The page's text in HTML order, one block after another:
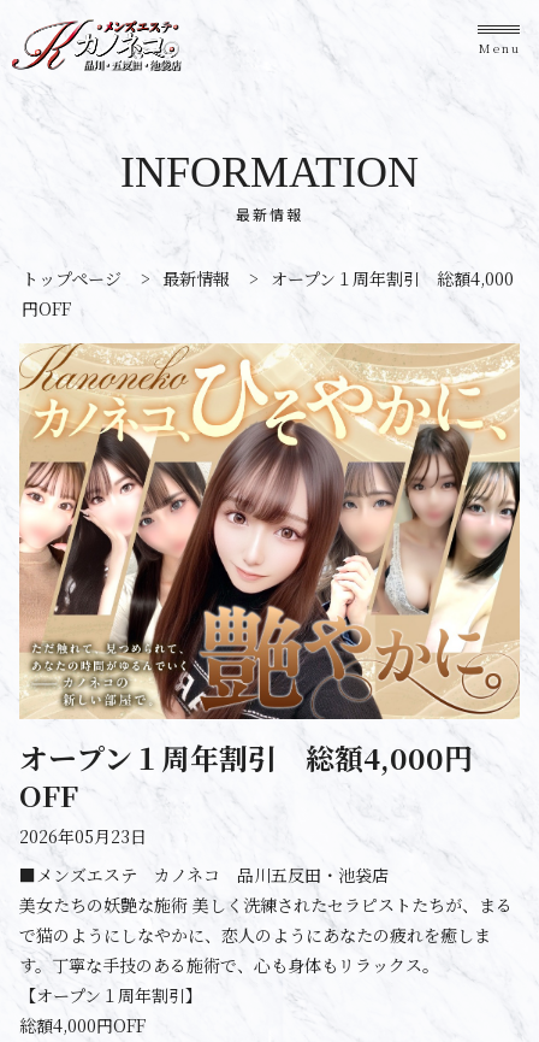
Menu
最新情報
INFORMATION
トップページ > 最新情報 > オープン１周年割引 総額4,000
円OFF
オープン１周年割引 総額4,000円
OFF
2026年05月23日
■メンズエステ カノネコ 品川五反田・池袋店
美女たちの妖艶な施術 美しく洗練されたセラピストたちが、まる
で猫のようにしなやかに、恋人のようにあなたの疲れを癒しま
す。丁寧な手技のある施術で、心も身体もリラックス。
【オープン１周年割引】
総額4,000円OFF